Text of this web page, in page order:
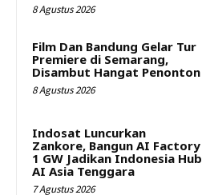
8 Agustus 2026
Film Dan Bandung Gelar Tur
Premiere di Semarang,
Disambut Hangat Penonton
8 Agustus 2026
Indosat Luncurkan
Zankore, Bangun AI Factory
1 GW Jadikan Indonesia Hub
AI Asia Tenggara
7 Agustus 2026